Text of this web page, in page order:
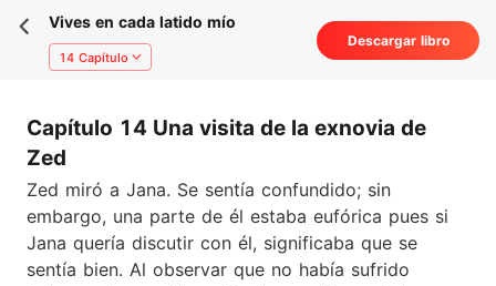
Vives en cada latido mío
14 Capítulo
Descargar libro
Capítulo 14 Una visita de la exnovia de
Zed
Zed miró a Jana. Se sentía confundido; sin
embargo, una parte de él estaba eufórica pues si
Jana quería discutir con él, significaba que se
sentía bien. Al observar que no había sufrido